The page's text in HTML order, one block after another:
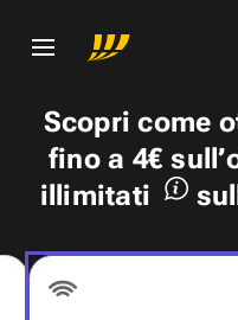
Scopri come
fino a 4€
illimitati